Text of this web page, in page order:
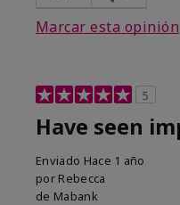
Marcar esta opinión
5
Have seen
Enviado Hace 1 año
por Rebecca
de Mabank